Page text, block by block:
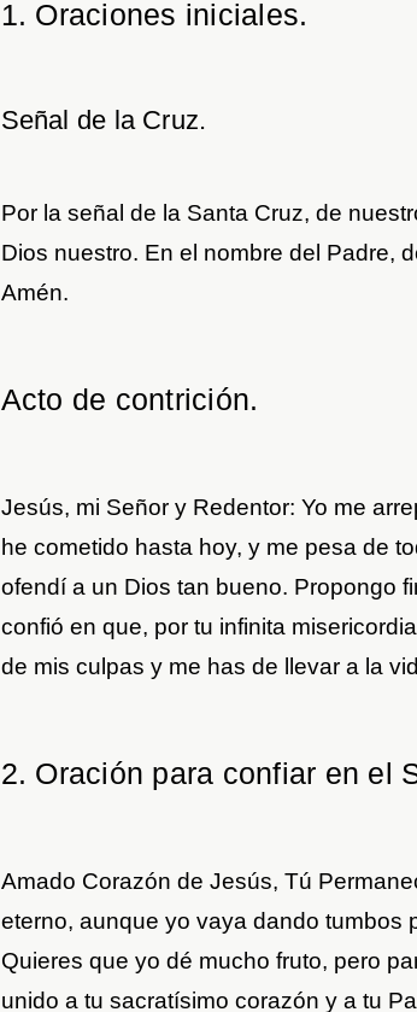
1. Oraciones iniciales.
Señal de la Cruz.
Por la señal de la Santa Cruz, de
Dios nuestro. En el nombre del Padre,
Amén.
Acto de contrición.
Jesús, mi Señor y Redentor: Yo me
he cometido hasta hoy, y me pesa de
ofendí a un Dios tan bueno. Propongo
confió en que, por tu infinita
de mis culpas y me has de llevar a la
2. Oración para confiar en el
Amado Corazón de Jesús, Tú
eterno, aunque yo vaya dando tumbos
Quieres que yo dé mucho fruto, pero
unido a tu sacratísimo corazón y a tu